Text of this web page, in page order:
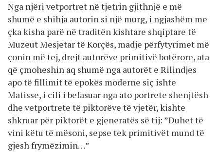
Nga njëri vetportret në tjetrin gjithnjë e më
shumë e shihja autorin si një murg, i ngjashëm me
çka kisha parë në traditën kishtare shqiptare të
Muzeut Mesjetar të Korçës, madje përfytyrimet më
çonin më tej, drejt autorëve primitivë botërore, ata
që çmoheshin aq shumë nga autorët e Rilindjes
apo të fillimit të epokës moderne siç ishte
Matisse, i cili i befasuar nga ato portrete shenjtësh
dhe vetportrete të piktorëve të vjetër, kishte
shkruar për piktorët e gjeneratës së tij: ”Duhet të
vini këtu të mësoni, sepse tek primitivët mund të
gjesh frymëzimin…”